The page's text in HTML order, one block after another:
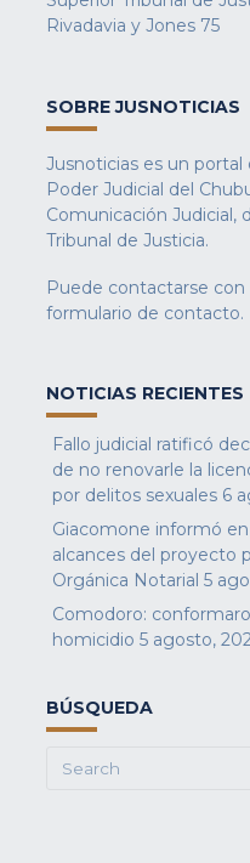
Rivadavia y Jones 75
SOBRE JUSNOTICIAS
Jusnoticias es un portal
Poder Judicial del
Comunicación Judicial,
Tribunal de Justicia.
Puede contactarse
formulario de contacto.
NOTICIAS RECIENTES
Fallo judicial ratificó
de no renovarle la
por delitos sexuales 6
Giacomone informó
alcances del proyecto
Orgánica Notarial 5
Comodoro:
homicidio 5 agosto,
BÚSQUEDA
Search